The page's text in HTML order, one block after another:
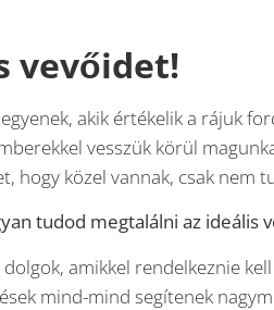
vevőidet!
akik értékelik a rájuk
vesszük körül
hogy közel vannak, csak nem
tudod megtalálni az ideális
amikkel rendelkeznie
mind-mind segítenek